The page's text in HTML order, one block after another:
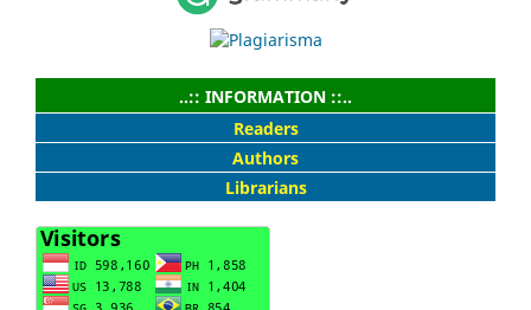
..:: INFORMATION ::..
Readers
Authors
Librarians